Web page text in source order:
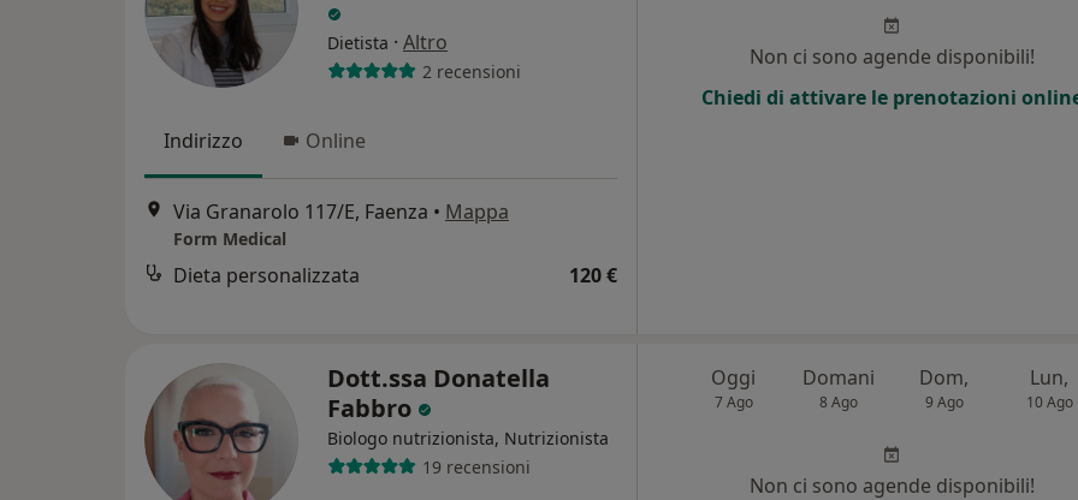
Dietista · Altro
2 recensioni
Indirizzo Online
Via Granarolo 117/E, Faenza • Mappa
Form Medical
Dieta personalizzata 120 €
Non ci sono agende disponibili!
Chiedi di attivare le prenotazioni
Dott.ssa Donatella
Fabbro
Biologo nutrizionista, Nutrizionista
19 recensioni
Oggi
7 Ago
Domani
8 Ago
Dom,
9 Ago
Lun,
10 Ago
Non ci sono agende disponibili!